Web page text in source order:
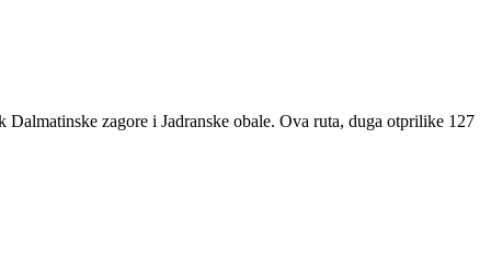
zagore i Jadranske obale. Ova ruta, duga otprilike 127